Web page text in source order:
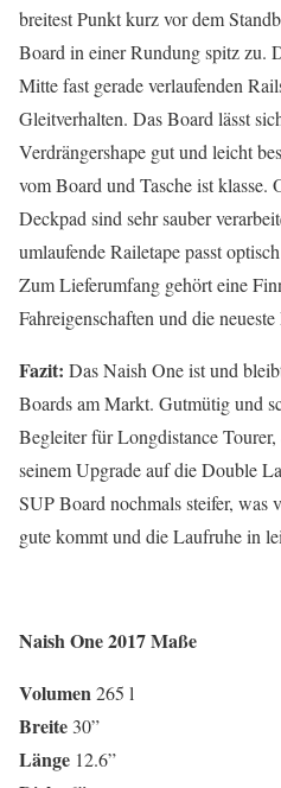
breitest Punkt kurz vor dem
Board in einer Rundung spitz zu.
Mitte fast gerade verlaufenden
Gleitverhalten. Das Board lässt
Verdrängershape gut und leicht
vom Board und Tasche ist klasse.
Deckpad sind sehr sauber
umlaufende Railetape passt
Zum Lieferumfang gehört eine
Fahreigenschaften und die
Fazit: Das Naish One ist und
Boards am Markt. Gutmütig und
Begleiter für Longdistance
seinem Upgrade auf die Double
SUP Board nochmals steifer, was
gute kommt und die Laufruhe in
Naish One 2017Maße
Volumen265 l
Breite 30”
Länge 12.6”